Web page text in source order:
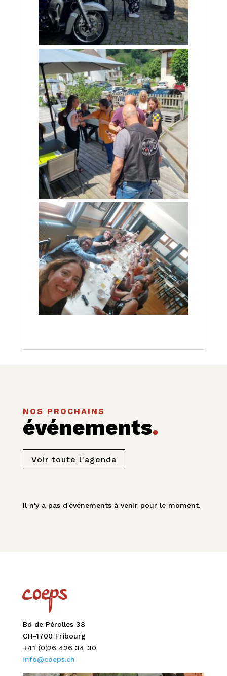
NOS PROCHAINS
événements.
Voir toute l'agenda
Il n'y a pas d'événements à venir pour le moment.
Bd de Pérolles 38
CH-1700 Fribourg
+41 (0)26 426 34 30
info@coeps.ch